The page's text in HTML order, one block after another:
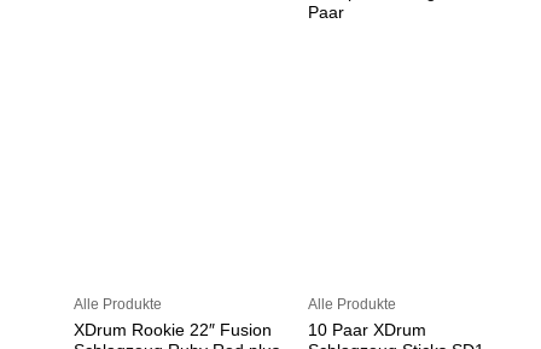
Paar
Alle Produkte
XDrum Rookie 22″ Fusion
Alle Produkte
10 Paar XDrum